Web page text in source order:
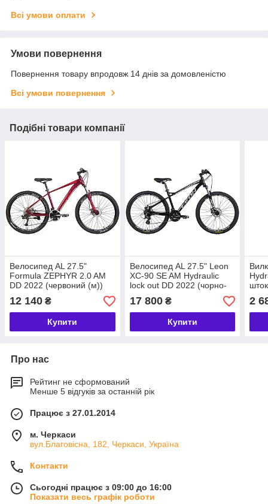
Всі умови оплати
Умови повернення
Повернення товару впродовж 14 днів за домовленістю
Всі умови повернення
Подібні товари компанії
Велосипед AL 27.5"
Formula ZEPHYR 2.0 AM
DD 2022 (червоний (м))
12 140 ₴
Купити
Велосипед AL 27.5" Leon
XC-90 SE AM Hydraulic
lock out DD 2022 (чорно-
білий із сірим)
17 800₴
Купити
(YS
2
Про нас
Рейтинг не сформований
Менше 5 відгуків за останній рік
Працює з 27.01.2014
м. Черкаси
вул.Благовісна, 182, Черкаси, Україна
Контакти
Сьогодні працює з 09:00 до 16:00
Показати весь графік роботи